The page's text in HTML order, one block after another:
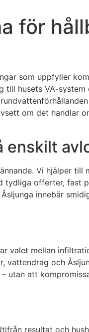
för
som uppfyller
husets VA-
om det handlar
Vi hjälper till
tydliga offerter, fast
innebär
valet mellan
och
utan att
resultat och